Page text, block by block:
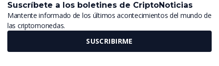
Suscríbete a los boletines de CriptoNoticias
Mantente informado de los últimos acontecimientos del mundo de
las criptomonedas.
SUSCRIBIRME